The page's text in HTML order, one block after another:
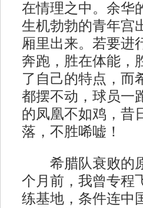
在情理之中。余华
生机勃勃的青年宫
厢里出来。若要进
奔跑，胜在体能，
了自己的特点，而
都摆不动，球员一
的凤凰不如鸡，昔
落，不胜唏嘘！
希腊队衰败的原
个月前，我曾专程
练基地，条件连中